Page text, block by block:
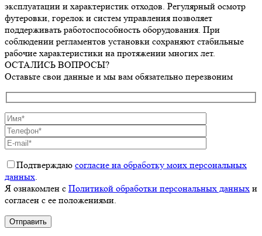
эксплуатации и характеристик отходов. Регулярный осмотр
футеровки, горелок и систем управления позволяет
поддерживать работоспособность оборудования. При
соблюдении регламентов установки сохраняют стабильные
рабочие характеристики на протяжении многих лет.
ОСТАЛИСЬ ВОПРОСЫ?
Оставьте свои данные и мы вам обязательно перезвоним
Подтверждаю согласие на обработку моих персональных
данных.
Я ознакомлен с Политикой обработки персональных данных и
согласен с ее положениями.